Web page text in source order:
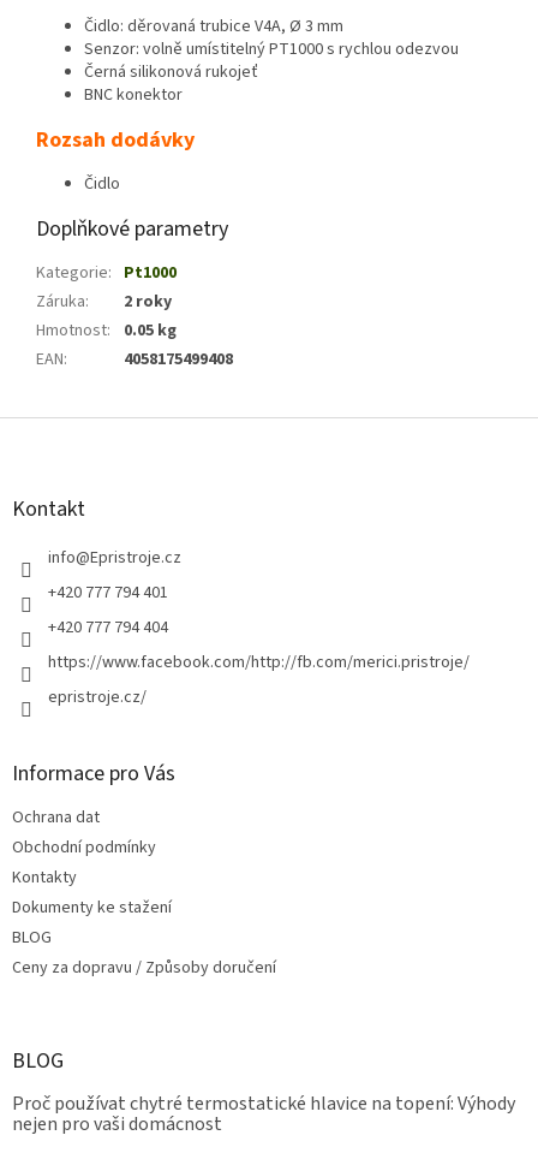
Čidlo: děrovaná trubice V4A, Ø 3 mm
Senzor: volně umístitelný PT1000 s rychlou odezvou
Černá silikonová rukojeť
BNC konektor
Rozsah dodávky
Čidlo
Doplňkové parametry
Kategorie: Pt1000
Záruka:
2 roky
Hmotnost:
0.05 kg
EAN: 4058175499408
Z
Kontakt
info@Epristroje.cz
+420 777 794 401
+420 777 794 404
https://www.facebook.com/http://fb.com/merici.pristroje/
epristroje.cz/
Informace pro Vás
Ochrana dat
Obchodní podmínky
Kontakty
Dokumenty ke stažení
BLOG
Ceny za dopravu / Způsoby doručení
BLOG
Proč používat chytré termostatické hlavice na topení: Výhody
nejen pro vaši domácnost